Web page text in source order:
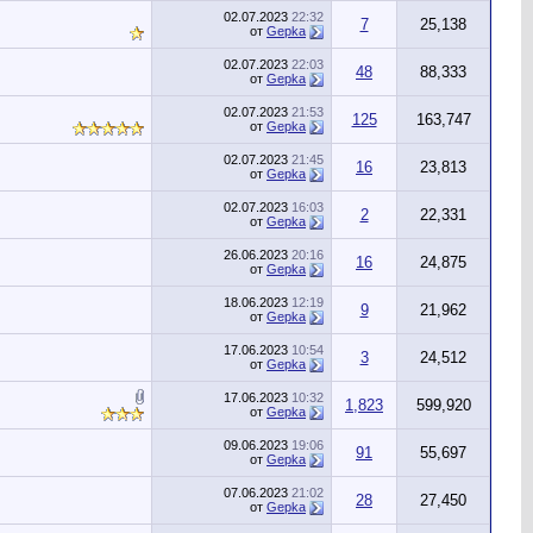
02.07.2023 22:32
от Gepka 7 25,138
02.07.2023 22:03
от Gepka 48 88,333
02.07.2023 21:53
от Gepka 125 163,747
02.07.2023 21:45
от Gepka 16 23,813
02.07.2023 16:03
от Gepka 2 22,331
26.06.2023 20:16
от Gepka 16 24,875
18.06.2023 12:19
от Gepka 9 21,962
17.06.2023 10:54
от Gepka 3 24,512
17.06.2023 10:32
от Gepka 1,823 599,920
09.06.2023 19:06
от Gepka 91 55,697
07.06.2023 21:02
от Gepka 28 27,450